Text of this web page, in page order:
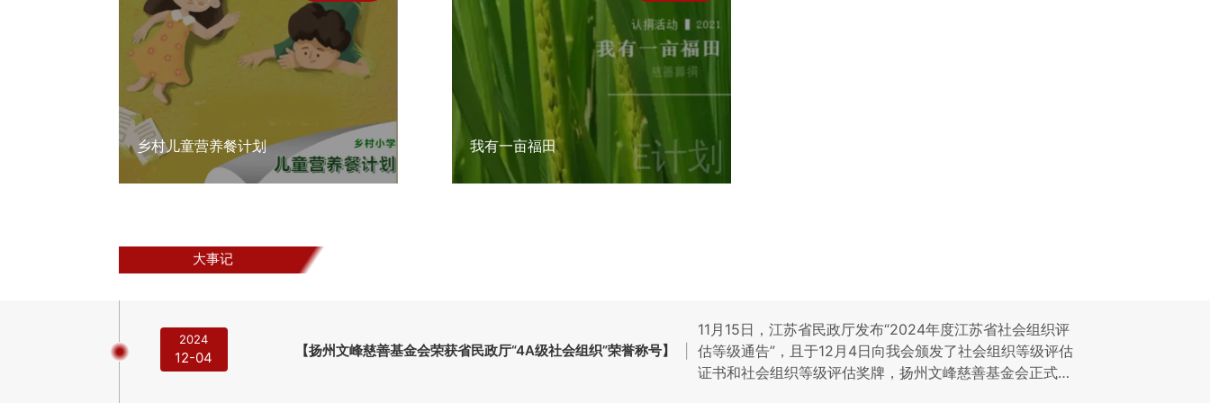
乡村儿童营养餐计划 我有一亩福田
大事记
2024
12-04 【扬州文峰慈善基金会荣获省民政厅“4A级社会组织”荣誉称号】
11月15日，江苏省民政厅发布“2024年度江苏省社会组织评
估等级通告”，且于12月4日向我会颁发了社会组织等级评估
证书和社会组织等级评估奖牌，扬州文峰慈善基金会正式被